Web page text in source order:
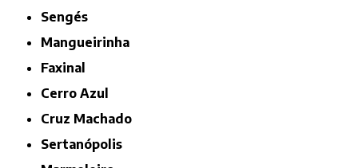
Sengés
Mangueirinha
Faxinal
Cerro Azul
Cruz Machado
Sertanópolis